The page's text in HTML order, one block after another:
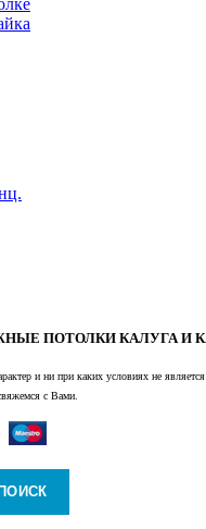
ПОТОЛКИ КАЛУГА И
и ни при каких условиях не
с Вами.